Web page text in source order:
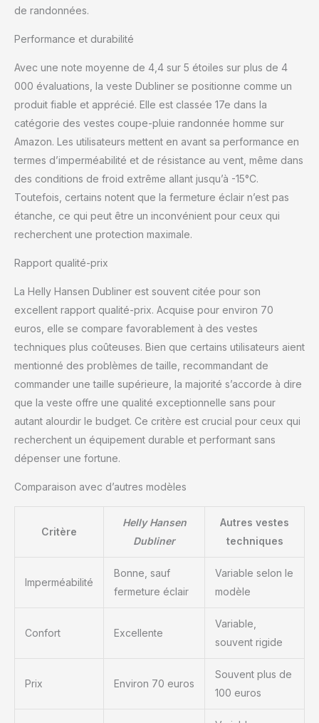
de randonnées.
Performance et durabilité
Avec une note moyenne de 4,4 sur 5 étoiles sur plus de 4
000 évaluations, la veste Dubliner se positionne comme un
produit fiable et apprécié. Elle est classée 17e dans la
catégorie des vestes coupe-pluie randonnée homme sur
Amazon. Les utilisateurs mettent en avant sa performance en
termes d’imperméabilité et de résistance au vent, même dans
des conditions de froid extrême allant jusqu’à -15°C.
Toutefois, certains notent que la fermeture éclair n’est pas
étanche, ce qui peut être un inconvénient pour ceux qui
recherchent une protection maximale.
Rapport qualité-prix
La Helly Hansen Dubliner est souvent citée pour son
excellent rapport qualité-prix. Acquise pour environ 70
euros, elle se compare favorablement à des vestes
techniques plus coûteuses. Bien que certains utilisateurs aient
mentionné des problèmes de taille, recommandant de
commander une taille supérieure, la majorité s’accorde à dire
que la veste offre une qualité exceptionnelle sans pour
autant alourdir le budget. Ce critère est crucial pour ceux qui
recherchent un équipement durable et performant sans
dépenser une fortune.
Comparaison avec d’autres modèles
Critère
Helly Hansen
Dubliner
Autres vestes
techniques
Imperméabilité
Bonne, sauf
fermeture éclair
Variable selon le
modèle
Confort Excellente
Variable,
souvent rigide
Prix Environ 70 euros
Souvent plus de
100 euros